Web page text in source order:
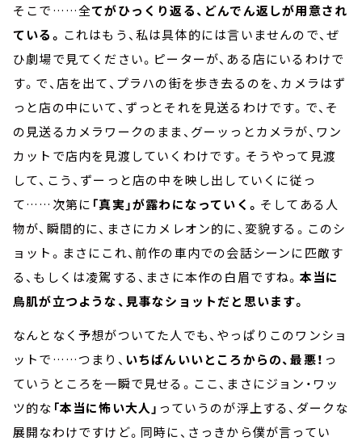
そこで……全てがひっくり返る、どんでん返しが用意され
ている。 これはもう、私は具体的には言いませんので、ぜ
ひ劇場で見てください。ピーターが、ある店にいるわけで
す。で、店を出て、プラハの街を歩き去るのを、カメラはず
っと店の中にいて、ずっとそれを見送るわけです。で、そ
の見送るカメラワークのまま、グーッっとカメラが、ワン
カットで店内を見渡していくわけです。そうやって見渡
して、こう、ずーっと店の中を映し出していくに従っ
て……次第に 「真実」が露わになっていく。 そしてある人
物が、瞬間的に、まさにカメレオン的に、変貌する。このシ
ョット。まさにこれ、前作の車内での会話シーンに匹敵す
る、もしくは凌駕する、まさに本作の白眉ですね。 本当に
鳥肌が立つような、見事なショットだと思います。
なんとなく予想がついてた人でも、やっぱりこのワンショ
ットで……つまり、 いちばんいいところからの、最悪！ っ
ていうところを一瞬で見せる。ここ、まさにジョン・ワッ
ツ的な 「本当に怖い大人」 っていうのが浮上する、ダークな
展開なわけですけど。同時に、さっきから僕が言ってい